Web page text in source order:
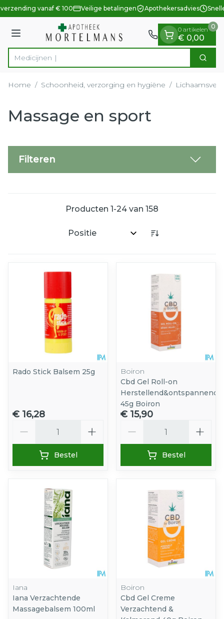
Ga naar de inhoud
1 van 1vanaf € 100 Veilige betalingen Apothekersadvies
Menu
Product, merk, categorie... Zoek
0 artikelen
€ 0,00
0
Home / Schoonheid, verzorging en hygiëne /
Massage en sport
Filteren
Producten 1 -24 van 158
Sorteer op:
Rado Stick Balsem 25g
€ 16,28
Bestel
Boiron
Cbd Gel Roll-on
Herstellend&ontspannend
45g Boiron
€ 15,90
Bestel
Iana
Iana Verzachtende
Massagebalsem 100ml
Boiron
Cbd Gel Creme
Verzachtend &